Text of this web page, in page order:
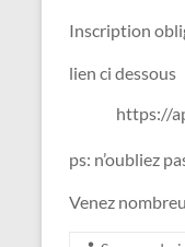
Inscription
lien ci dessous
https://
ps: n’oubliez
Venez